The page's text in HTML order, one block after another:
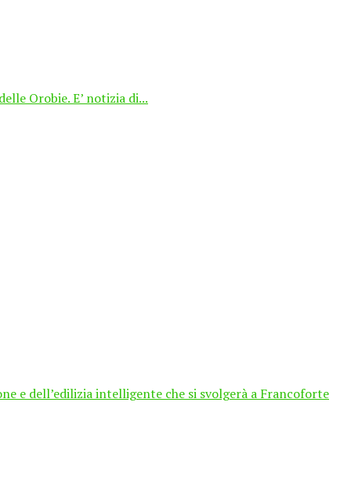
Orobie. E’ notizia di...
e dell’edilizia intelligente che si svolgerà a Francoforte